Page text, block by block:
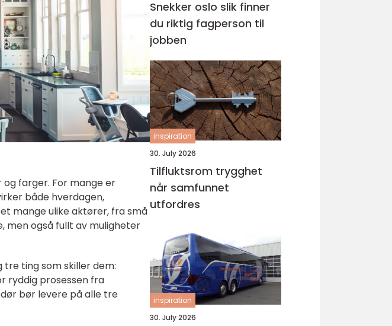
farger. For mange er
både hverdagen,
mange ulike aktører, fra små
men også fullt av muligheter
ting som skiller dem:
ryddig prosessen fra
bør levere på alle tre
Snekker oslo slik finner
du riktig fagperson til
jobben
inspiration
30. July 2026
Tilfluktsrom trygghet
når samfunnet
utfordres
inspiration
30. July 2026